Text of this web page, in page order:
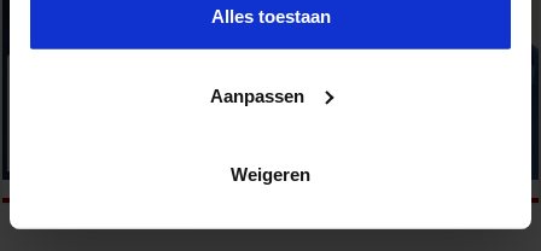
Alles toestaan
Aanpassen
Weigeren